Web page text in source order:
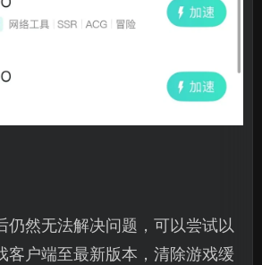
仍然无法解决问题，可以尝试以
客户端至最新版本，清除游戏缓